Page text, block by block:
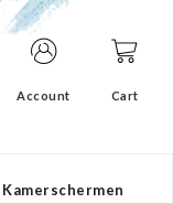
Account Cart
Kamerschermen